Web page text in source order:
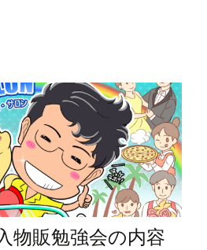
物販勉強会の内容